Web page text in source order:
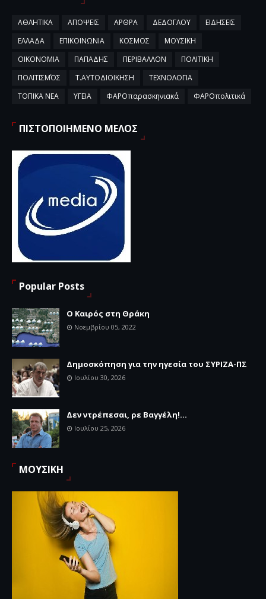
ΑΘΛΗΤΙΚΑ ΑΠΟΨΕΙΣ ΑΡΘΡΑ ΔΕΔΟΓΛΟΥ
ΕΙΔΗΣΕΙΣ
ΕΛΛΑΔΑ
ΕΠΙΚΟΙΝΩΝΙΑ ΚΟΣΜΟΣ
ΜΟΥΣΙΚΗ
ΟΙΚΟΝΟΜΙΑ
ΠΑΠΑΔΗΣ ΠΕΡΙΒΑΛΛΟΝ
ΠΟΛΙΤΙΚΗ
ΠΟΛΙΤΙΣΜΌΣ
Τ.ΑΥΤΟΔΙΟΙΚΗΣΗ
ΤΕΧΝΟΛΟΓΙΑ
ΤΟΠΙΚΑ ΝΕΑ
ΥΓΕΙΑ ΦΑΡΟπαρασκηνιακά ΦΑΡΟπολιτικά
ΠΙΣΤΟΠΟΙΗΜΕΝΟ ΜΕΛΟΣ
Popular Posts
Ο Καιρός στη Θράκη
Νοεμβρίου 05, 2022
Δημοσκόπηση για την ηγεσία του ΣΥΡΙΖΑ-ΠΣ
Ιουλίου 30, 2026
Δεν ντρέπεσαι, ρε Βαγγέλη!...
Ιουλίου 25, 2026
ΜΟΥΣΙΚΗ